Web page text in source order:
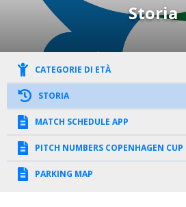
Storia
CATEGORIE DI ETÀ
STORIA
MATCH SCHEDULE APP
PITCH NUMBERS COPENHAGEN CUP
PARKING MAP